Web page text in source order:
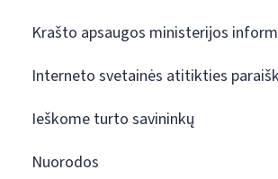
Krašto apsaugos ministerijos
Interneto svetainės atitikties
Ieškome turto savininkų
Nuorodos